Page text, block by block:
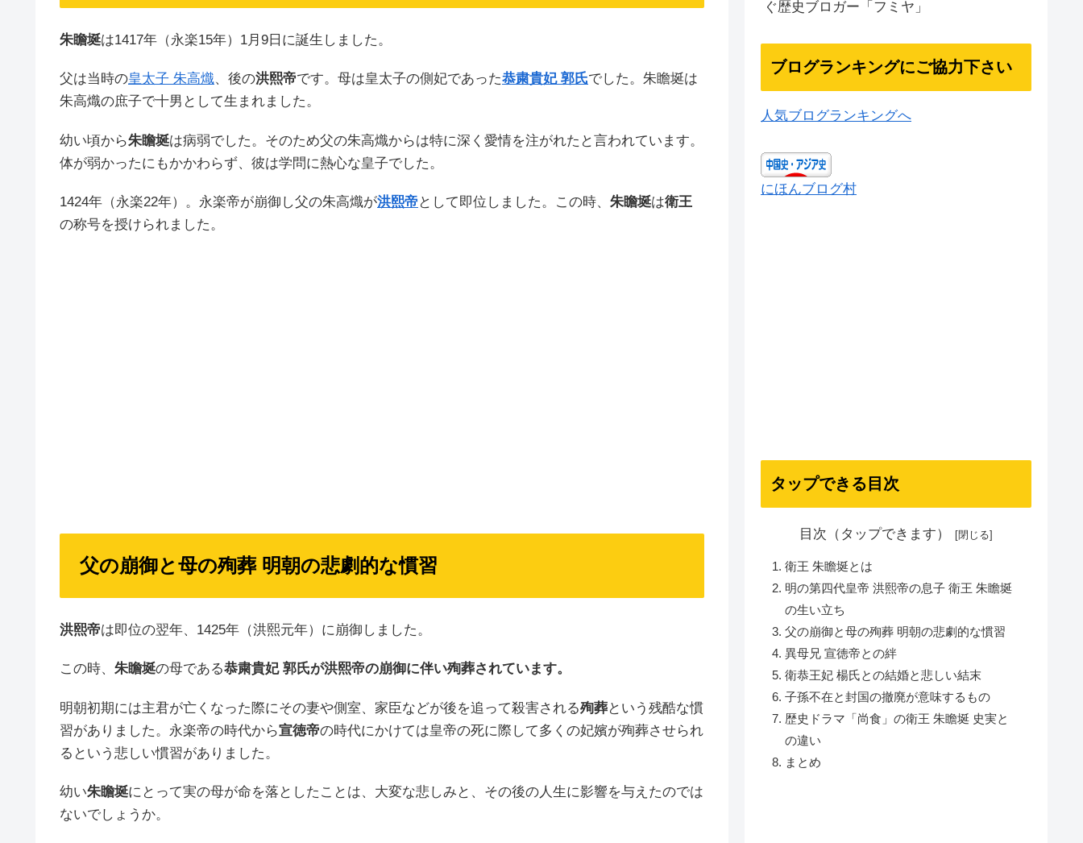
朱瞻埏は1417年（永楽15年）1月9日に誕生しました。
父は当時の皇太子 朱高熾、後の洪熙帝です。母は皇太子の側妃であった恭粛貴妃 郭氏でした。朱瞻埏は
朱高熾の庶子で十男として生まれました。
幼い頃から朱瞻埏は病弱でした。そのため父の朱高熾からは特に深く愛情を注がれたと言われています。
体が弱かったにもかかわらず、彼は学問に熱心な皇子でした。
1424年（永楽22年）。永楽帝が崩御し父の朱高熾が洪熙帝 として即位しました。この時、 朱瞻埏は衛王
の称号を授けられました。
父の崩御と母の殉葬 明朝の悲劇的な慣習
洪熙帝は即位の翌年、1425年（洪熙元年）に崩御しました。
この時、 朱瞻埏の母である恭粛貴妃 郭氏が洪熙帝の崩御に伴い殉葬されています。
明朝初期には主君が亡くなった際にその妻や側室、家臣などが後を追って殺害される殉葬という残酷な慣
習がありました。永楽帝の時代から宣徳帝の時代にかけては皇帝の死に際して多くの妃嬪が殉葬させられ
るという悲しい慣習がありました。
幼い朱瞻埏にとって実の母が命を落としたことは、大変な悲しみと、その後の人生に影響を与えたのでは
ないでしょうか。
ぐ歴史ブロガー「フミヤ」
ブログランキングにご協力下さい
人気ブログランキングへ
にほんブログ村
タップできる目次
目次（タップできます）
衛王 朱瞻埏とは
明の第四代皇帝 洪熙帝の息子 衛王 朱瞻埏
の生い立ち
父の崩御と母の殉葬 明朝の悲劇的な慣習
異母兄 宣徳帝との絆
衛恭王妃 楊氏との結婚と悲しい結末
子孫不在と封国の撤廃が意味するもの
歴史ドラマ「尚食」の衛王 朱瞻埏 史実と
の違い
まとめ